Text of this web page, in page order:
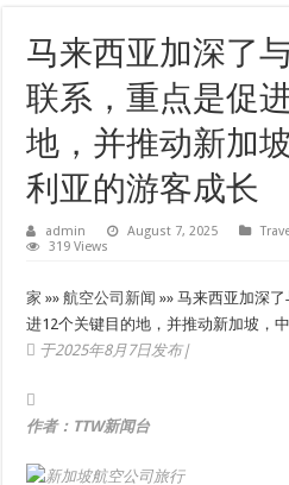
马来西亚加深了
联系，重点是促
地，并推动新加
利亚的游客成长
admin August 7, 2025
319 Views
家 »» 航空公司新闻 »» 马来西亚加深
进12个关键目的地，并推动新加坡，
于2025年8月7日发布|
作者：TTW新闻台